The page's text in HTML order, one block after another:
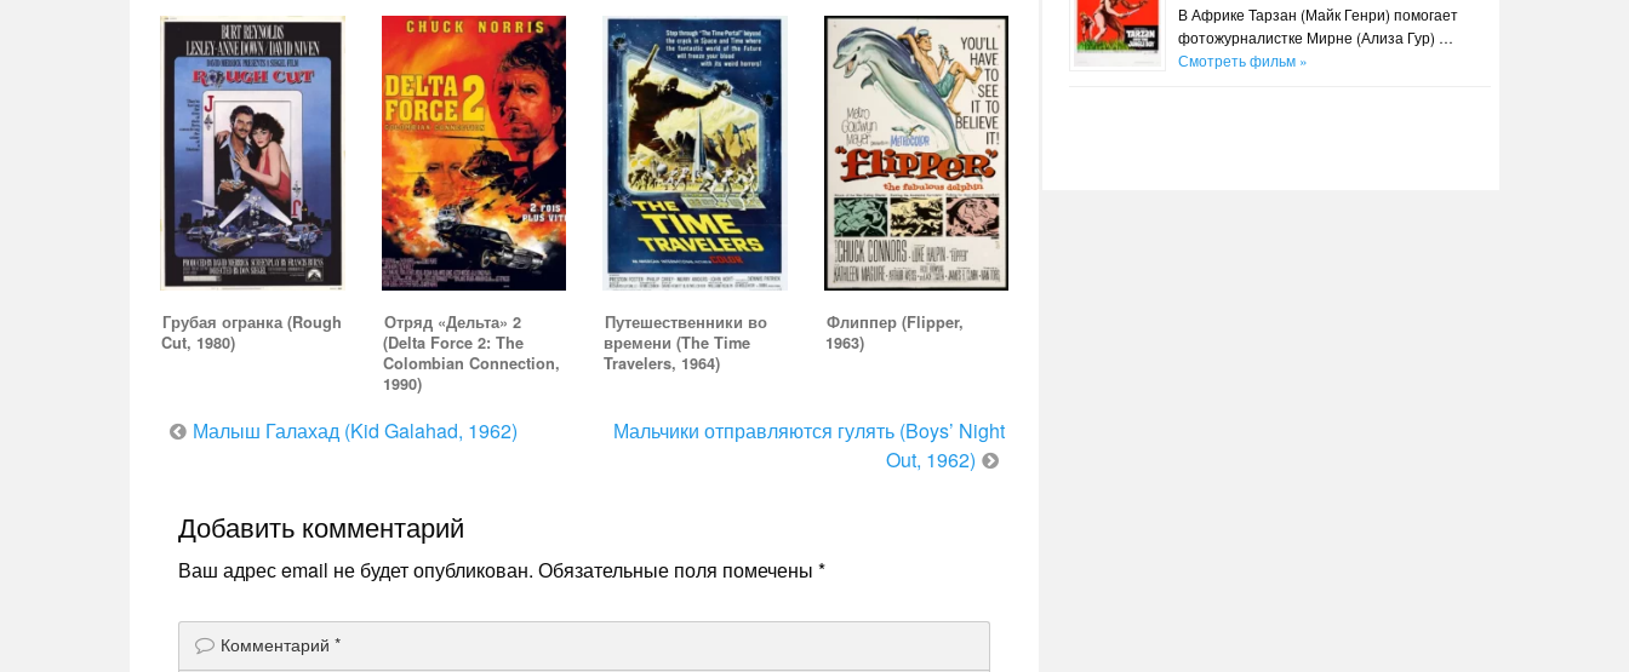
Грубая огранка (Rough
Cut, 1980)
Отряд «Дельта» 2
(Delta Force 2: The
Colombian Connection,
1990)
Путешественники во
времени (The Time
Travelers, 1964)
Флиппер (Flipper,
1963)
Навигация
записям
Малыш Галахад (Kid Galahad, 1962)
Мальчики отправляются гулять (Boys’ Night
Out, 1962)
Добавить комментарий
Ваш адрес email не будет опубликован. Обязательные поля помечены *
Комментарий *
В Африке Тарзан (Майк Генри) помогает
фотожурналистке Мирне (Ализа Гур) …
Смотреть фильм »